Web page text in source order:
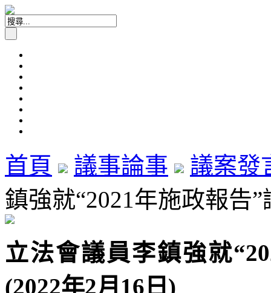
首頁 議事論事
議案發
鎮強就“2021年施政報告
立法會議員李鎮強就
(2022年2月16日)